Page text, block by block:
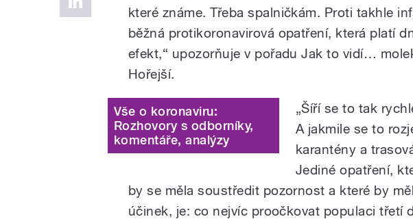
které známe. Třeba spalničkám. Proti takhle
běžná protikoronavirová opatření, která platí
efekt,“ upozorňuje v pořadu Jak to vidí…
Hořejší.
Vše o koronaviru:
Rozhovory s odborníky,
komentáře, analýzy
„Šíří se to tak
A jakmile se to
karantény a
Jediné opatření,
by se měla soustředit pozornost a které by
účinek, je: co nejvíc proočkovat populaci třetí